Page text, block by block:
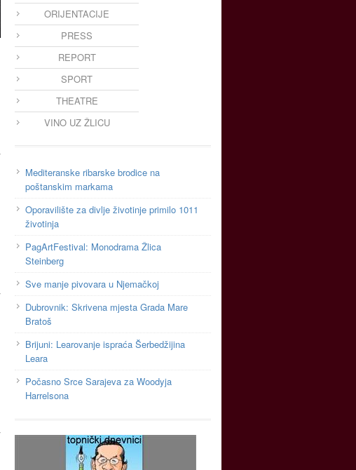
ORIJENTACIJE
PRESS
REPORT
SPORT
THEATRE
VINO UZ ŽLICU
Mediteranske ribarske brodice na
poštanskim markama
Oporavilište za divlje životinje primilo 1011
životinja
PagArtFestival: Monodrama Žlica
Steinberg
Sve manje pivovara u Njemačkoj
Dubrovnik: Skrivena mjesta Grada Mare
Bratoš
Brijuni: Learovanje ispraća Šerbedžijina
Leara
Počasno Srce Sarajeva za Woodyja
Harrelsona